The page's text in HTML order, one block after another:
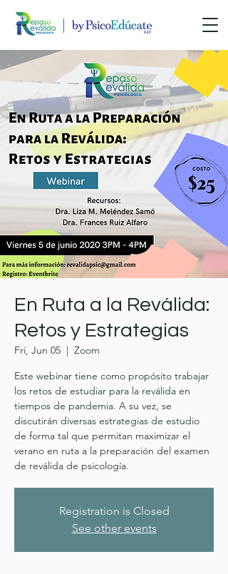
En Ruta a la Reválida:
Retos y Estrategias
Fri, Jun 05
  |
Zoom
Este webinar tiene como propósito trabajar
los retos de estudiar para la reválida en
tiempos de pandemia. A su vez, se
discutirán diversas estrategias de estudio
de forma tal que permitan maximizar el
verano en ruta a la preparación del examen
de reválida de psicología.
Registration is Closed
See other events